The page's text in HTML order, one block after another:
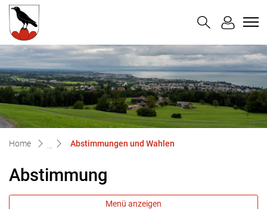
zur Startseite
Direkt zur Hauptnavigation
Direkt zum Inhalt
Direkt zur Suche
Direkt zum Stichwortverzeichnis
Untereggen
Home Abstimmungen und Wahlen
Abstimmung
Menü anzeigen